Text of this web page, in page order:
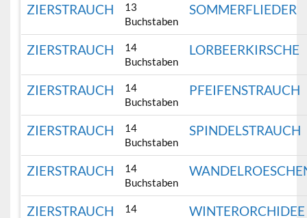
ZIERSTRAUCH
13
Buchstaben
SOMMERFLIEDER
ZIERSTRAUCH
14
Buchstaben
LORBEERKIRSCHE
ZIERSTRAUCH
14
Buchstaben
PFEIFENSTRAUCH
ZIERSTRAUCH
14
Buchstaben
SPINDELSTRAUCH
ZIERSTRAUCH
14
Buchstaben
ZIERSTRAUCH
14
WINTERORCHIDEE